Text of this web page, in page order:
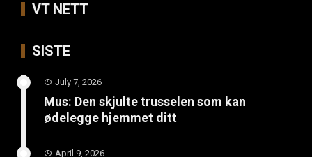
VT NETT
SISTE
July 7, 2026
Mus: Den skjulte trusselen som kan
ødelegge hjemmet ditt
April 9, 2026